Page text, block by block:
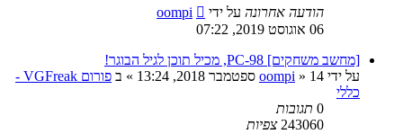
הודעה אחרונה על ידי
oompi
06 אוגוסט 2019, 07:22
[מחשב משחקים] PC-98, מכיל תוכן לגיל הבוגר!
על ידי
oompi » 14 ספטמבר 2018, 13:24 » ב
פורום VGFreak -
כללי
0 תגובות
243060 צפיות